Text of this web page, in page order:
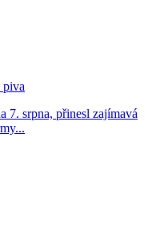
piva
7. srpna, přinesl zajímavá